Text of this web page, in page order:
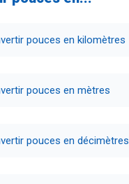
pouces en kilomètres
pouces en mètres
pouces en décimètres